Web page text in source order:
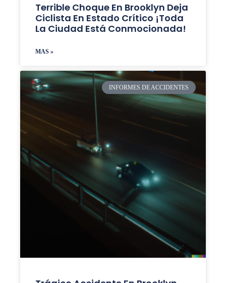
Terrible Choque En Brooklyn Deja
Ciclista En Estado Crítico ¡Toda
La Ciudad Está Conmocionada!
MAS »
INFORMES DE ACCIDENTES